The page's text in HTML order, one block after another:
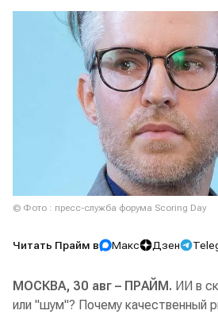
© Фото : пресс-служба форума Scoring Day
Читать Прайм в Макс Дзен
МОСКВА, 30 авг – ПРАЙМ. ИИ в
или "шум"? Почему качественный